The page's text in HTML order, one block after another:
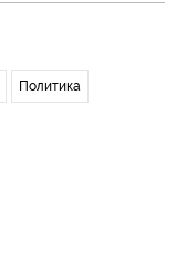
Политика